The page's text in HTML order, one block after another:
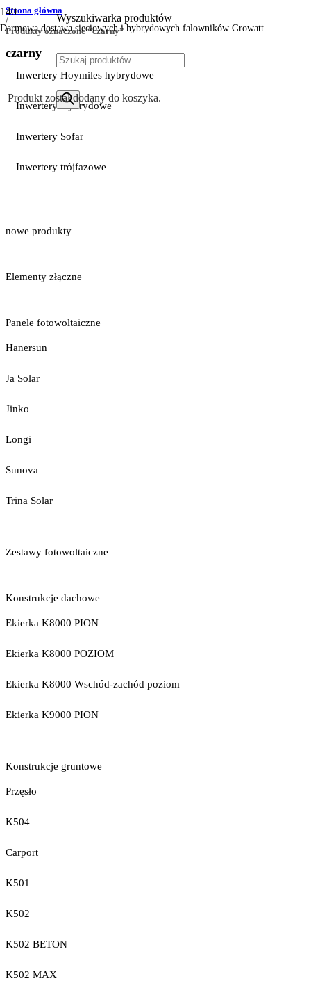
Darmowa dostawa sieciowych i hybrydowych falowników Growatt
Wyszukiwarka produktów
Produkt został dodany do koszyka.
Strona główna
/
Produkty oznaczone “czarny”
czarny
Inwertery Hoymiles hybrydowe
Inwertery Hybrydowe
Inwertery Sofar
Inwertery trójfazowe
nowe produkty
Elementy złączne
Panele fotowoltaiczne
Hanersun
Ja Solar
Jinko
Longi
Sunova
Trina Solar
Zestawy fotowoltaiczne
Konstrukcje dachowe
Ekierka K8000 PION
Ekierka K8000 POZIOM
Ekierka K8000 Wschód-zachód poziom
Ekierka K9000 PION
Konstrukcje gruntowe
Przęsło
K504
Carport
K501
K502
K502 BETON
K502 MAX